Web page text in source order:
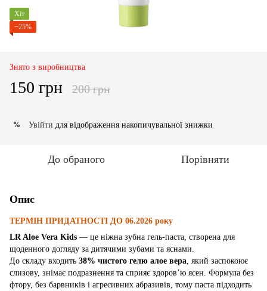
Хіт
−25%
Знято з виробництва
150 грн 200 грн
% Увійти для відображення накопичувальної знижки
До обраного Порівняти
Опис
ТЕРМІН ПРИДАТНОСТІ ДО 06.2026 року
LR Aloe Vera Kids — це ніжна зубна гель-паста, створена для
щоденного догляду за дитячими зубами та яснами.
До складу входить 38% чистого гелю алое вера , який заспокоює
слизову, знімає подразнення та сприяє здоров’ю ясен. Формула без
фтору, без барвників і агресивних абразивів, тому паста підходить